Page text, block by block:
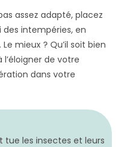
assez adapté, placez
intempéries, en
mieux ? Qu’il soit bien
l’éloigner de votre
dans votre
tue les insectes et leurs